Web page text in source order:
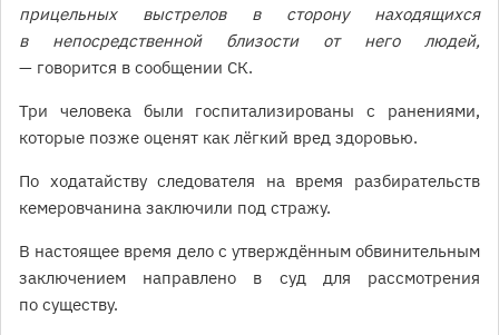
прицельных выстрелов в сторону находящихся
в непосредственной близости от него людей,
— говорится в сообщении СК.
Три человека были госпитализированы с ранениями,
которые позже оценят как лёгкий вред здоровью.
По ходатайству следователя на время разбирательств
кемеровчанина заключили под стражу.
В настоящее время дело с утверждённым обвинительным
заключением направлено в суд для рассмотрения
по существу.